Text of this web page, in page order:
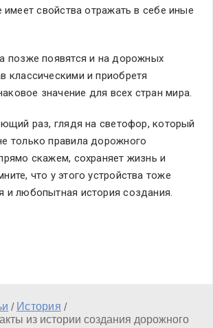
имеет свойства отражать в себе иные
позже появятся и на дорожных
классическими и приобретя
значение для всех стран мира.
раз, глядя на светофор, который
только правила дорожного
скажем, сохраняет жизнь и
что у этого устройства тоже
и любопытная история создания.
/ История /
из истории создания дорожного